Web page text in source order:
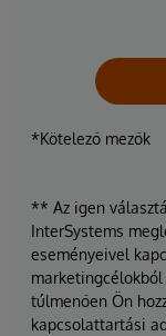
*Kötelező mezők
** Az igen
InterSystems
eseményeivel
túlmenően Ön
kapcsolattartási